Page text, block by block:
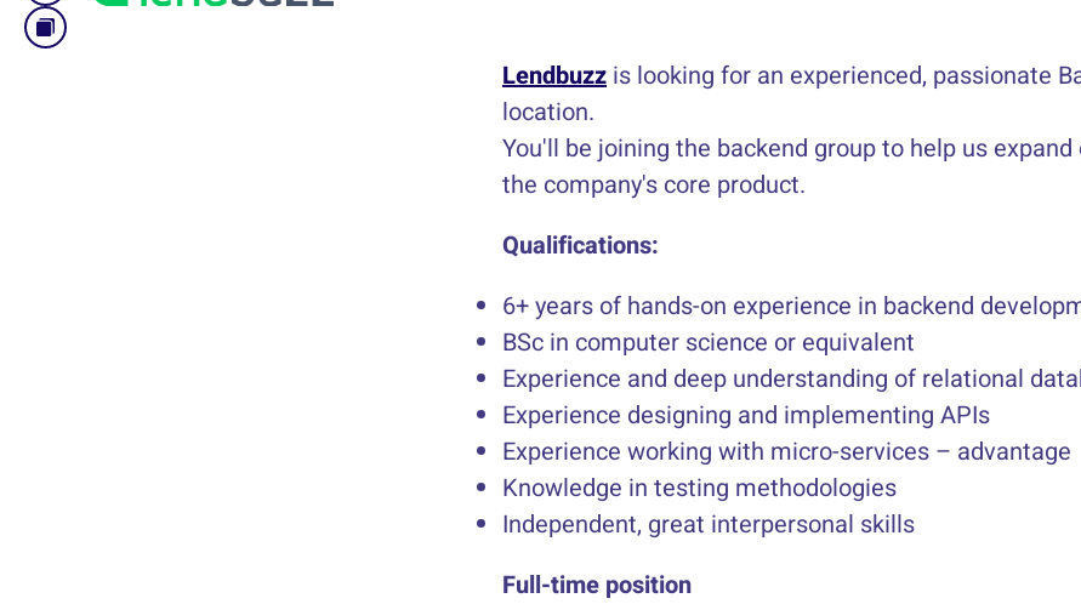
Lendbuzz is looking for an experienced, passionate
location.
You'll be joining the backend group to help us
the company's core product.
Qualifications:
6+ years of hands-on experience in backend
BSc in computer science or equivalent
Experience and deep understanding of relational
Experience designing and implementing APIs
Experience working with micro-services – advantage
Knowledge in testing methodologies
Independent, great interpersonal skills
Full-time position